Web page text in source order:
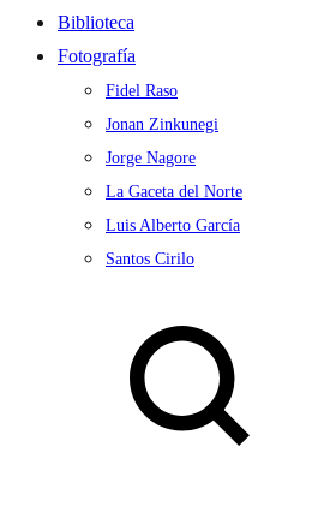
Biblioteca
Fotografía
Fidel Raso
Jonan Zinkunegi
Jorge Nagore
La Gaceta del Norte
Luis Alberto García
Santos Cirilo